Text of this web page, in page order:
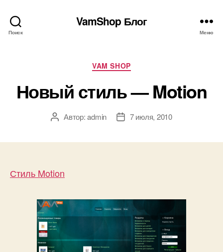
Поиск
VamShop Блог
Меню
Рубрики
VAM SHOP
Новый стиль — Motion
АвторАвтор:admin
Дата7 июля, 2010
Стиль Motion